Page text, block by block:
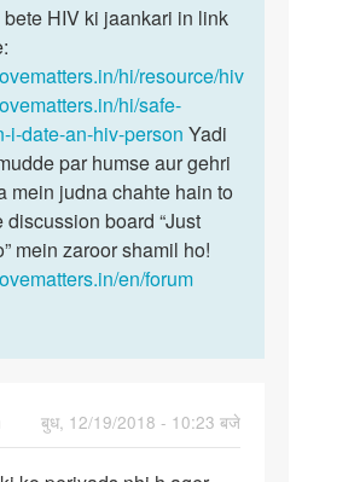
HIV ki jaankari in link
hi/resource/hiv
hi/safe-
i-date-an-hiv-person Yadi
par humse aur gehri
mein judna chahte hain to
discussion board “Just
mein zaroor shamil ho!
en/forum
बुध, 12/19/2018 - 10:23 बजे